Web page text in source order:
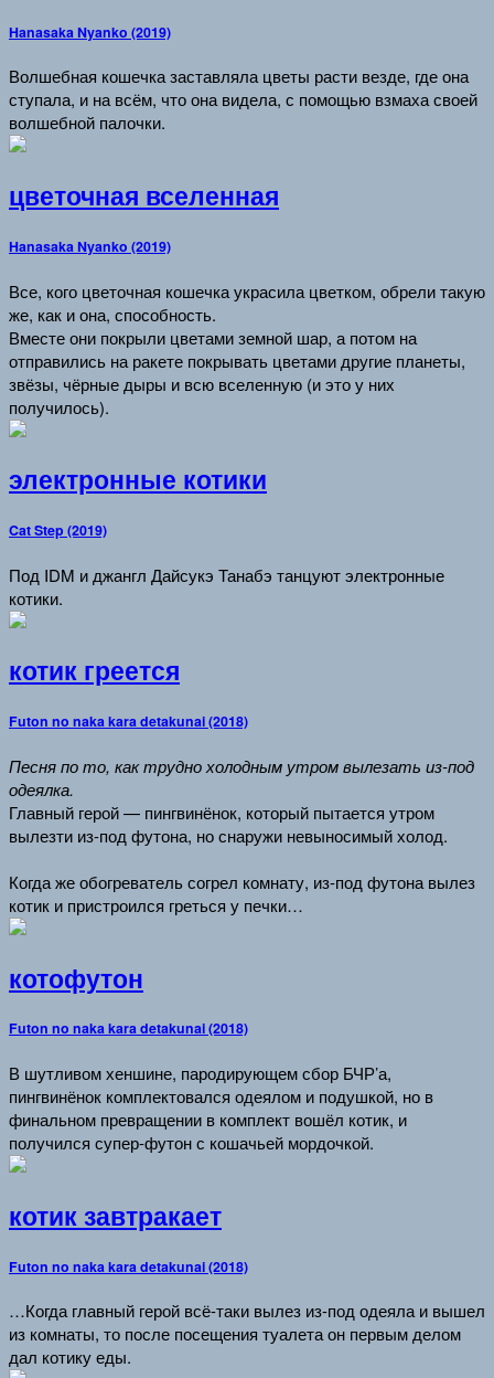
Hanasaka Nyanko (2019)
Волшебная кошечка заставляла цветы расти везде, где она
ступала, и на всём, что она видела, с помощью взмаха своей
волшебной палочки.
цветочная вселенная
Hanasaka Nyanko (2019)
Все, кого цветочная кошечка украсила цветком, обрели такую
же, как и она, способность.
Вместе они покрыли цветами земной шар, а потом на
отправились на ракете покрывать цветами другие планеты,
звёзы, чёрные дыры и всю вселенную (и это у них
получилось).
электронные котики
Cat Step (2019)
Под IDM и джангл Дайсукэ Танабэ танцуют электронные
котики.
котик греется
Futon no naka kara detakunai (2018)
Песня по то, как трудно холодным утром вылезать из-под
одеялка.
Главный герой — пингвинёнок, который пытается утром
вылезти из-под футона, но снаружи невыносимый холод.
Когда же обогреватель согрел комнату, из-под футона вылез
котик и пристроился греться у печки…
котофутон
Futon no naka kara detakunai (2018)
В шутливом хеншине, пародирующем сбор БЧР’а,
пингвинёнок комплектовался одеялом и подушкой, но в
финальном превращении в комплект вошёл котик, и
получился супер-футон с кошачьей мордочкой.
котик завтракает
Futon no naka kara detakunai (2018)
…Когда главный герой всё-таки вылез из-под одеяла и вышел
из комнаты, то после посещения туалета он первым делом
дал котику еды.